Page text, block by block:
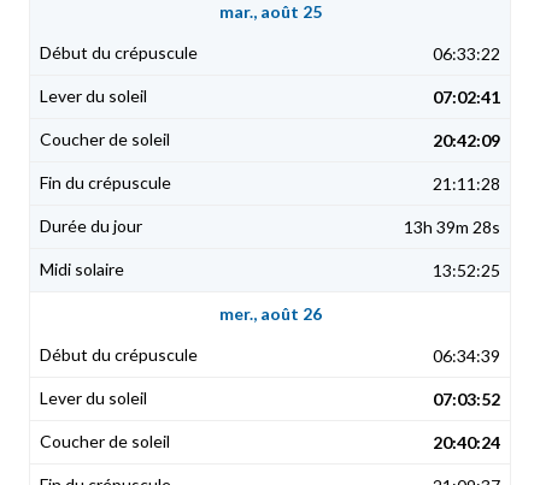
mar., août 25
06:33:22
07:02:41
20:42:09
21:11:28
13h 39m 28s
13:52:25
mer., août 26
06:34:39
07:03:52
20:40:24